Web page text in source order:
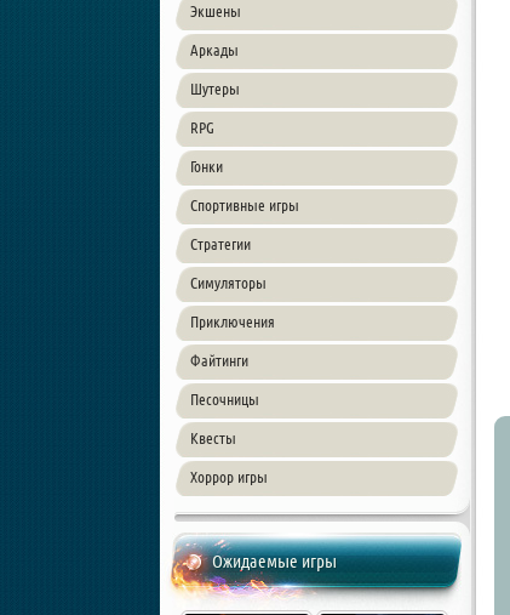
Экшены
Аркады
Шутеры
RPG
Гонки
Спортивные игры
Стратегии
Симуляторы
Приключения
Файтинги
Песочницы
Квесты
Хоррор игры
Ожидаемые игры